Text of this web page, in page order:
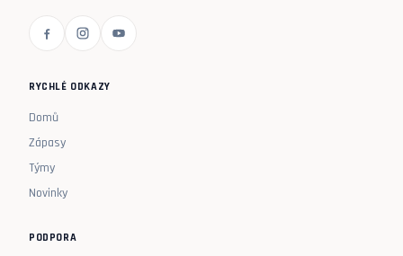
RYCHLÉ ODKAZY
Domů
Zápasy
Týmy
Novinky
PODPORA